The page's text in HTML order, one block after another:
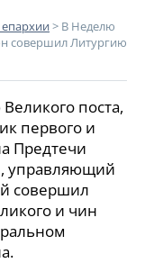
> В Неделю
совершил Литургию
поста,
первого и
Предтечи
управляющий
совершил
и чин